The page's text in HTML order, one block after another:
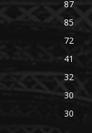
87
85
72
41
32
30
30